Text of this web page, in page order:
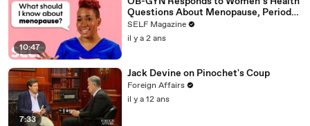
10:47
Questions About Menopause, Periods
& More
SELF Magazine
il y a 2 ans
7:33
Jack Devine on Pinochet's Coup
Foreign Affairs
il y a 12 ans